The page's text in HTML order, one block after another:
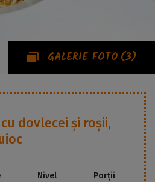
GALERIE FOTO (3)
dovlecei și roșii,
Nivel Porții